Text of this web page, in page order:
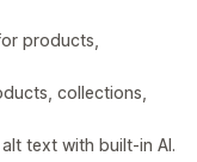
products,
collections,
text with built-in AI.